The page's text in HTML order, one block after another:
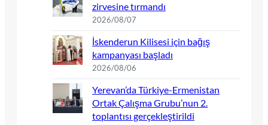
zirvesine tırmandı
2026/08/07
İskenderun Kilisesi için bağış
kampanyası başladı
2026/08/06
Yerevan’da Türkiye-Ermenistan
Ortak Çalışma Grubu’nun 2.
toplantısı gerçekleştirildi